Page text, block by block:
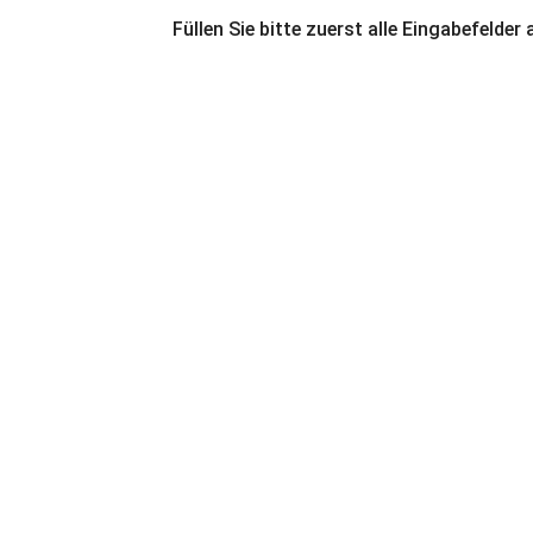
Füllen Sie bitte zuerst alle Eingabefelder